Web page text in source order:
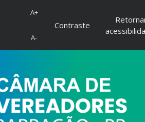
A+
A-
Contraste